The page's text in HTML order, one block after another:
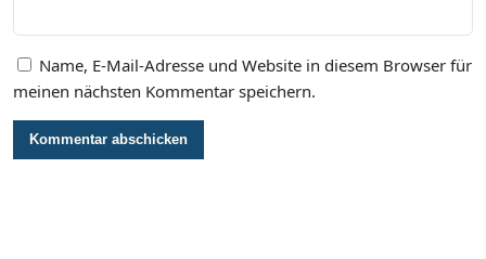
Name, E-Mail-Adresse und Website in diesem Browser für
meinen nächsten Kommentar speichern.